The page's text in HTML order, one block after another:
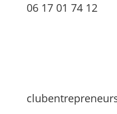
06 17 01 74 12